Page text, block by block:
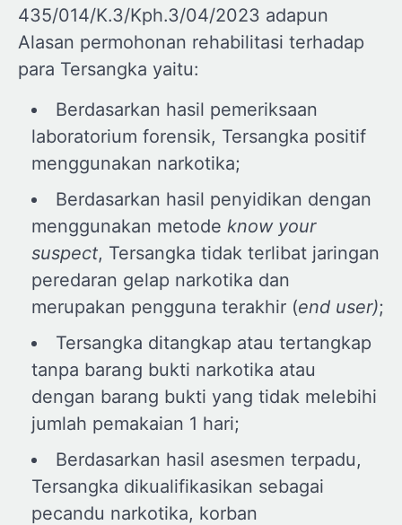
435/014/K.3/Kph.3/04/2023 adapun
Alasan permohonan rehabilitasi terhadap
para Tersangka yaitu:
Berdasarkan hasil pemeriksaan
laboratorium forensik, Tersangka positif
menggunakan narkotika;
Berdasarkan hasil penyidikan dengan
menggunakan metode know your
suspect, Tersangka tidak terlibat jaringan
peredaran gelap narkotika dan
merupakan pengguna terakhir (end user);
Tersangka ditangkap atau tertangkap
tanpa barang bukti narkotika atau
dengan barang bukti yang tidak melebihi
jumlah pemakaian 1 hari;
Berdasarkan hasil asesmen terpadu,
Tersangka dikualifikasikan sebagai
pecandu narkotika, korban